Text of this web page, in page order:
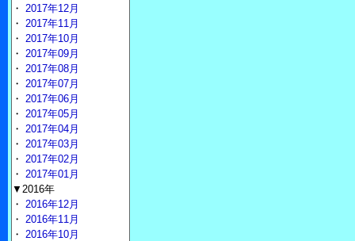
・ 2017年12月
・ 2017年11月
・ 2017年10月
・ 2017年09月
・ 2017年08月
・ 2017年07月
・ 2017年06月
・ 2017年05月
・ 2017年04月
・ 2017年03月
・ 2017年02月
・ 2017年01月
▼2016年
・ 2016年12月
・ 2016年11月
・ 2016年10月